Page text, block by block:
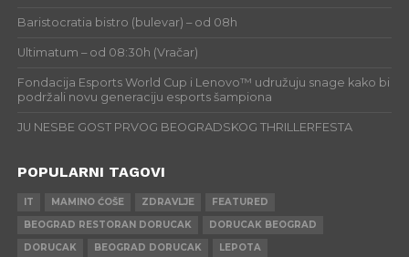
Baristocratia bistro (bulevar) – od 08h
Ultimatum – od 08:30h (Vračar)
Fondacija Esports World Cup i Lenovo™ udružuju snage kako bi
podržali novu generaciju esports šampiona
JU NESBE GOST PRVOG BEOGRADSKOG THRILLERFESTA
POPULARNI TAGOVI
IT MAMINO ĆOŠE ZDRAVLJE
FEATURED
BEOGRAD RESTORAN DORUCAK
DORUCAK BEOGRAD
DORUCAK
BEOGRAD DORUCAK LEPOTA